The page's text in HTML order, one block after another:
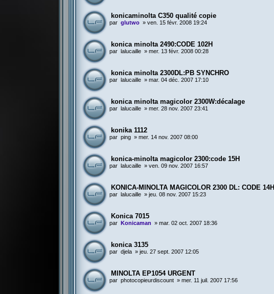
konicaminolta C350 qualité copie
par glutwo »ven. 15 févr. 2008 19:24
konica minolta 2490:CODE 102H
par lalucaille »mer. 13 févr. 2008 00:28
konica minolta 2300DL:PB SYNCHRO
par lalucaille »mar. 04 déc. 2007 17:10
konica minolta magicolor 2300W:décalage
par lalucaille »mer. 28 nov. 2007 23:41
konika 1112
par ping »mer. 14 nov. 2007 08:00
konica-minolta magicolor 2300:code 15H
par lalucaille »ven. 09 nov. 2007 16:57
KONICA-MINOLTA MAGICOLOR 2300 DL: CODE 14H
par lalucaille »jeu. 08 nov. 2007 15:23
Konica 7015
par Konicaman »mar. 02 oct. 2007 18:36
konica 3135
par djela »jeu. 27 sept. 2007 12:05
MINOLTA EP1054 URGENT
par photocopieurdiscount »mer. 11 juil. 2007 17:56